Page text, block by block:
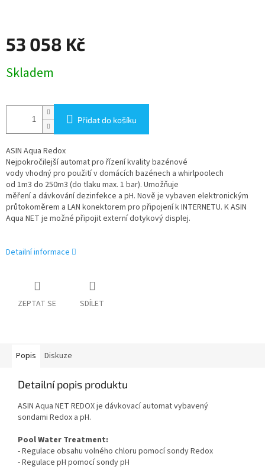
53 058 Kč
cena:
Skladem
Přidat do košíku
ASIN Aqua Redox
Nejpokročilejší automat pro řízení kvality bazénové
vody vhodný pro použití v domácích bazénech a whirlpoolech
od 1m3 do 250m3 (do tlaku max. 1 bar). Umožňuje
měření a dávkování dezinfekce a pH. Nově je vybaven elektronickým
průtokoměrem a LAN konektorem pro připojení k INTERNETU. K ASIN
Aqua NET je možné připojit externí dotykový displej.
Detailní informace
ZEPTAT SE SDÍLET
Popis Diskuze
Detailní popis produktu
ASIN Aqua NET REDOX je dávkovací automat vybavený
sondami Redox a pH.
Pool Water Treatment:
- Regulace obsahu volného chloru pomocí sondy Redox
- Regulace pH pomocí sondy pH